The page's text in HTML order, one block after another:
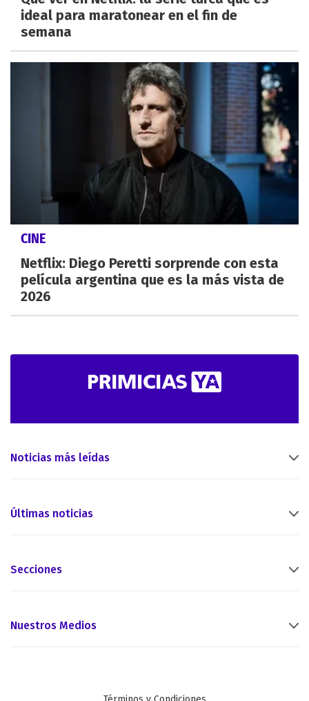
ideal para maratonear en el fin de
semana
CINE
Netflix: Diego Peretti sorprende con esta
película argentina que es la más vista de
2026
Noticias más leídas
Últimas noticias
Secciones
Nuestros Medios